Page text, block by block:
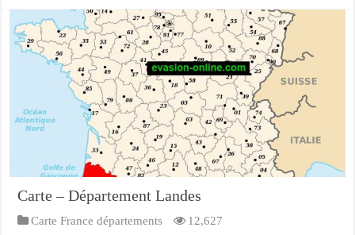
Carte – Département Landes
Carte France départements 12,627